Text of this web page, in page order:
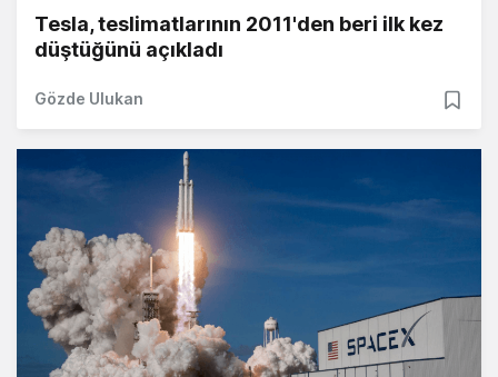
Tesla, teslimatlarının 2011'den beri ilk kez
düştüğünü açıkladı
Gözde Ulukan